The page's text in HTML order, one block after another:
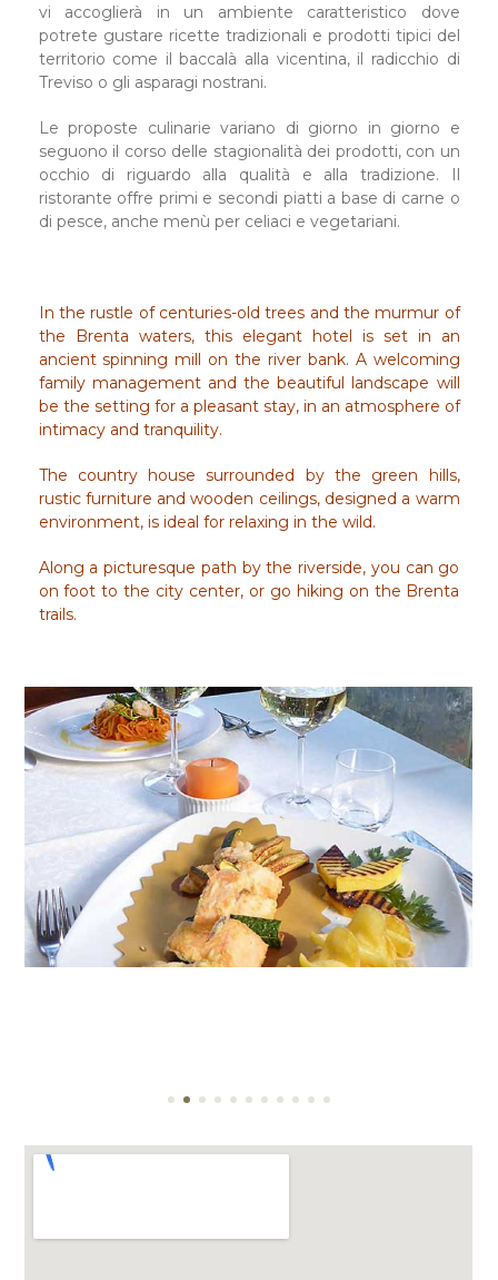
vi accoglierà in un ambiente caratteristico dove
potrete gustare ricette tradizionali e prodotti tipici del
territorio come il baccalà alla vicentina, il radicchio di
Treviso o gli asparagi nostrani.
Le proposte culinarie variano di giorno in giorno e
seguono il corso delle stagionalità dei prodotti, con un
occhio di riguardo alla qualità e alla tradizione. Il
ristorante offre primi e secondi piatti a base di carne o
di pesce, anche menù per celiaci e vegetariani.
In the rustle of centuries-old trees and the murmur of
the Brenta waters, this elegant hotel is set in an
ancient spinning mill on the river bank. A welcoming
family management and the beautiful landscape will
be the setting for a pleasant stay, in an atmosphere of
intimacy and tranquility.
The country house surrounded by the green hills,
rustic furniture and wooden ceilings, designed a warm
environment, is ideal for relaxing in the wild.
Along a picturesque path by the riverside, you can go
on foot to the city center, or go hiking on the Brenta
trails.